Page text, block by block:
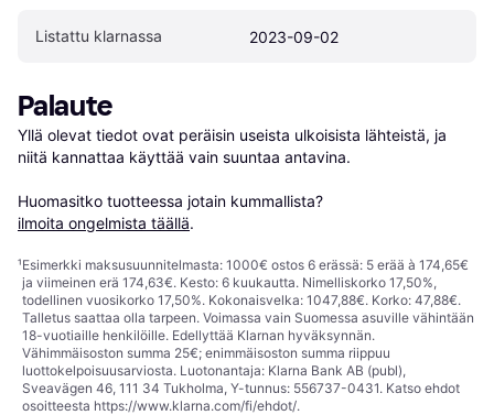
Listattu klarnassa 2023-09-02
Palaute
Yllä olevat tiedot ovat peräisin useista ulkoisista lähteistä, ja
niitä kannattaa käyttää vain suuntaa antavina.
Huomasitko tuotteessa jotain kummallista?
ilmoita ongelmista täällä.
¹Esimerkki maksusuunnitelmasta: 1000€ ostos 6 erässä: 5 erää à 174,65€
ja viimeinen erä 174,63€. Kesto: 6 kuukautta. Nimelliskorko 17,50%,
todellinen vuosikorko 17,50%. Kokonaisvelka: 1047,88€. Korko: 47,88€.
Talletus saattaa olla tarpeen. Voimassa vain Suomessa asuville vähintään
18-vuotiaille henkilöille. Edellyttää Klarnan hyväksynnän.
Vähimmäisoston summa 25€; enimmäisoston summa riippuu
luottokelpoisuusarviosta. Luotonantaja: Klarna Bank AB (publ),
Sveavägen 46, 111 34 Tukholma, Y-tunnus: 556737-0431. Katso ehdot
osoitteesta https://www.klarna.com/fi/ehdot/.